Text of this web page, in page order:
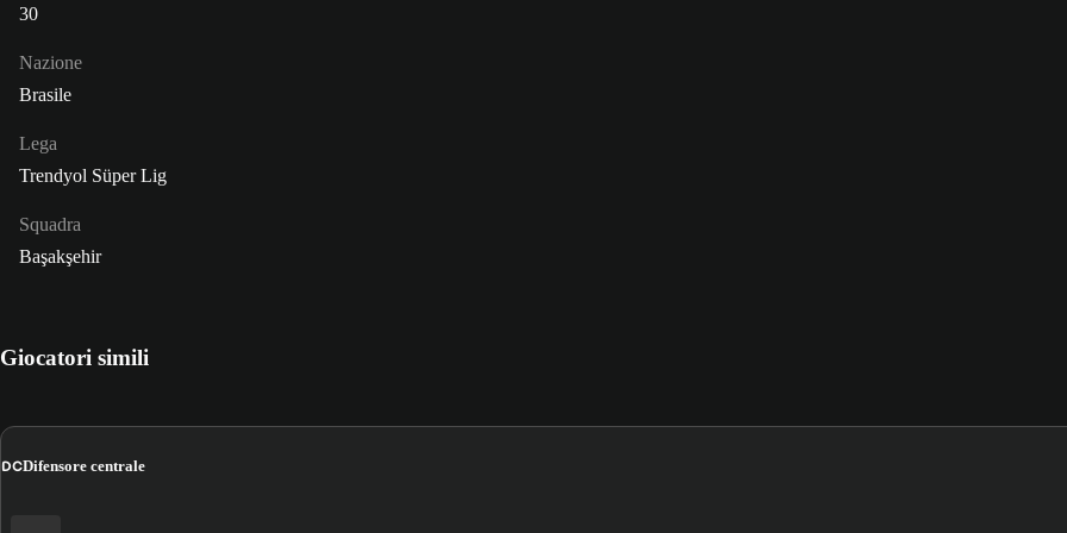
30
Nazione
Brasile
Lega
Trendyol Süper Lig
Squadra
Başakşehir
Giocatori simili
DCDifensore centrale